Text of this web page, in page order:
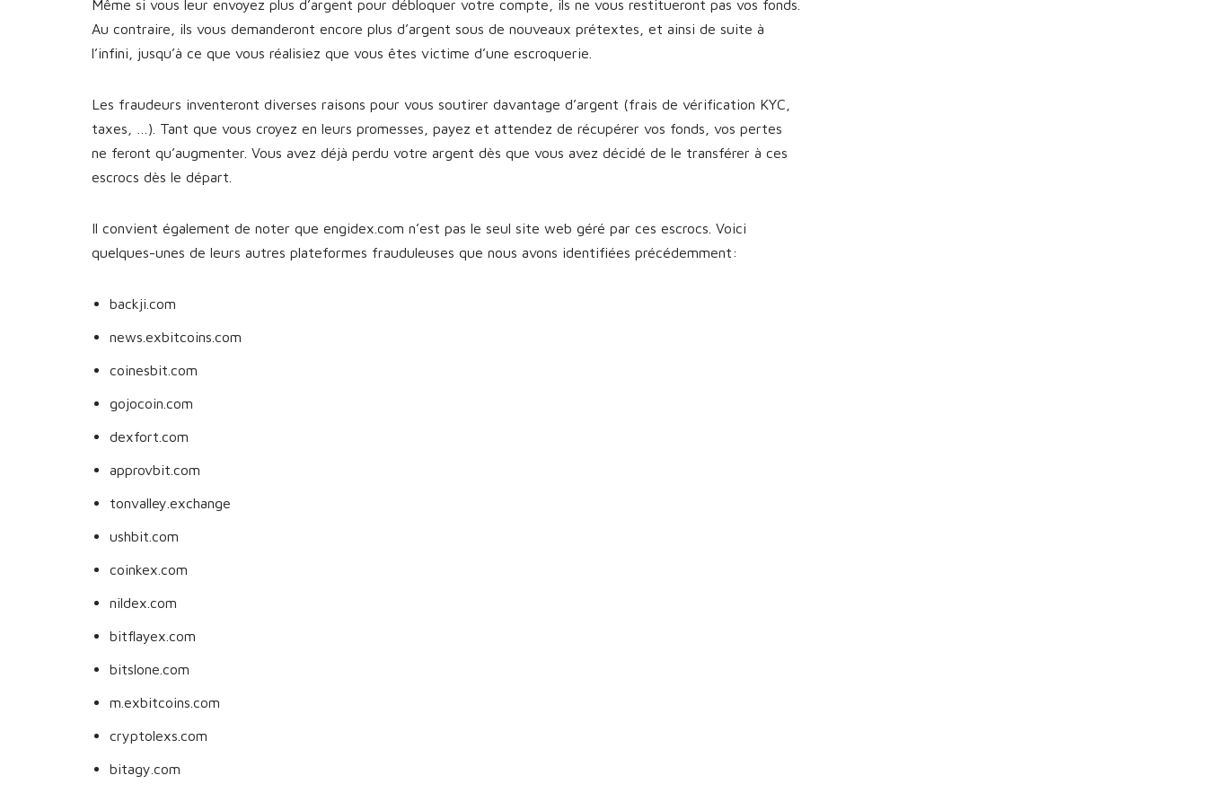
Même si vous leur envoyez plus d’argent pour débloquer votre compte, ils ne vous restitueront pas vos fonds.
Au contraire, ils vous demanderont encore plus d’argent sous de nouveaux prétextes, et ainsi de suite à
l’infini, jusqu’à ce que vous réalisiez que vous êtes victime d’une escroquerie.
Les fraudeurs inventeront diverses raisons pour vous soutirer davantage d’argent (frais de vérification KYC,
taxes, …). Tant que vous croyez en leurs promesses, payez et attendez de récupérer vos fonds, vos pertes
ne feront qu’augmenter. Vous avez déjà perdu votre argent dès que vous avez décidé de le transférer à ces
escrocs dès le départ.
Il convient également de noter que engidex.com n’est pas le seul site web géré par ces escrocs. Voici
quelques-unes de leurs autres plateformes frauduleuses que nous avons identifiées précédemment:
backji.com
news.exbitcoins.com
coinesbit.com
gojocoin.com
dexfort.com
approvbit.com
tonvalley.exchange
ushbit.com
coinkex.com
nildex.com
bitflayex.com
bitslone.com
m.exbitcoins.com
cryptolexs.com
bitagy.com